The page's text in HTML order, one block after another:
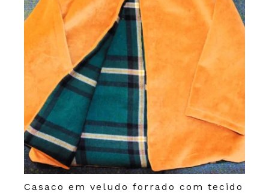
Casaco em veludo forrado com tecido